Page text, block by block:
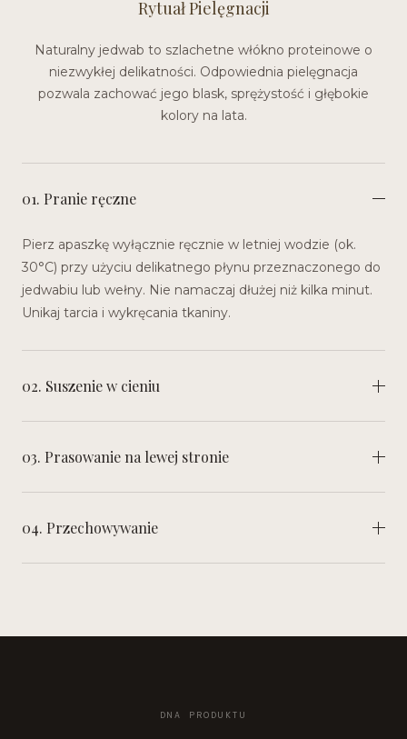
Rytuał Pielęgnacji
Naturalny jedwab to szlachetne włókno proteinowe o
niezwykłej delikatności. Odpowiednia pielęgnacja
pozwala zachować jego blask, sprężystość i głębokie
kolory na lata.
01. Pranie ręczne
Pierz apaszkę wyłącznie ręcznie w letniej wodzie (ok.
30°C) przy użyciu delikatnego płynu przeznaczonego do
jedwabiu lub wełny. Nie namaczaj dłużej niż kilka minut.
Unikaj tarcia i wykręcania tkaniny.
02. Suszenie w cieniu
03. Prasowanie na lewej stronie
04. Przechowywanie
DNA PRODUKTU